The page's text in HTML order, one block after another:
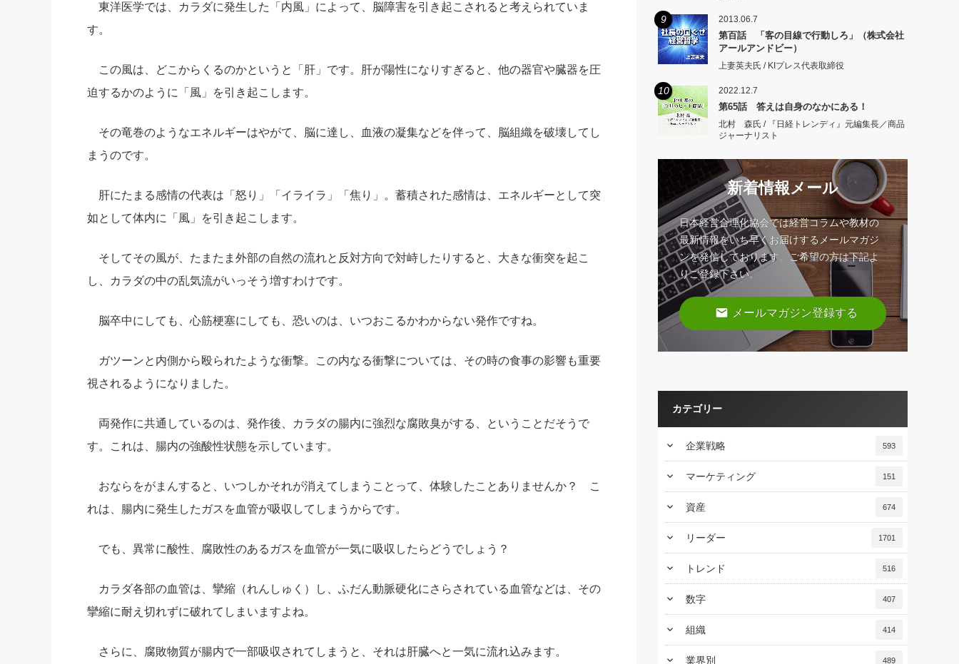
東洋医学では、カラダに発生した「内風」によって、脳障害を引き起こされると考えられていま
す。
この風は、どこからくるのかというと「肝」です。肝が陽性になりすぎると、他の器官や臓器を圧
迫するかのように「風」を引き起こします。
その竜巻のようなエネルギーはやがて、脳に達し、血液の凝集などを伴って、脳組織を破壊してし
まうのです。
肝にたまる感情の代表は「怒り」「イライラ」「焦り」。蓄積された感情は、エネルギーとして突
如として体内に「風」を引き起こします。
そしてその風が、たまたま外部の自然の流れと反対方向で対峙したりすると、大きな衝突を起こ
し、カラダの中の乱気流がいっそう増すわけです。
脳卒中にしても、心筋梗塞にしても、恐いのは、いつおこるかわからない発作ですね。
ガツーンと内側から殴られたような衝撃。この内なる衝撃については、その時の食事の影響も重要
視されるようになりました。
両発作に共通しているのは、発作後、カラダの腸内に強烈な腐敗臭がする、ということだそうで
す。これは、腸内の強酸性状態を示しています。
おならをがまんすると、いつしかそれが消えてしまうことって、体験したことありませんか？ こ
れは、腸内に発生したガスを血管が吸収してしまうからです。
でも、異常に酸性、腐敗性のあるガスを血管が一気に吸収したらどうでしょう？
カラダ各部の血管は、攣縮（れんしゅく）し、ふだん動脈硬化にさらされている血管などは、その
攣縮に耐え切れずに破れてしまいますよね。
さらに、腐敗物質が腸内で一部吸収されてしまうと、それは肝臓へと一気に流れ込みます。
9 2013.06.7
第百話 「客の目線で行動しろ」（株式会社
アールアンドビー）
上妻英夫氏 / KIプレス代表取締役
10 2022.12.7
第65話 答えは自身のなかにある！
北村 森氏 / 『日経トレンディ』元編集長／商品
ジャーナリスト
新着情報メール
日本経営合理化協会では経営コラムや教材の
最新情報をいち早くお届けするメールマガジ
ンを発信しております。ご希望の方は下記よ
りご登録下さい。
email メールマガジン登録する
カテゴリー
keyboard_arrow_down 企業戦略 593
keyboard_arrow_down マーケティング 151
keyboard_arrow_down 資産 674
keyboard_arrow_down リーダー 1701
keyboard_arrow_down トレンド 516
keyboard_arrow_down 数字 407
keyboard_arrow_down 組織 414
keyboard_arrow_down 業界別 489